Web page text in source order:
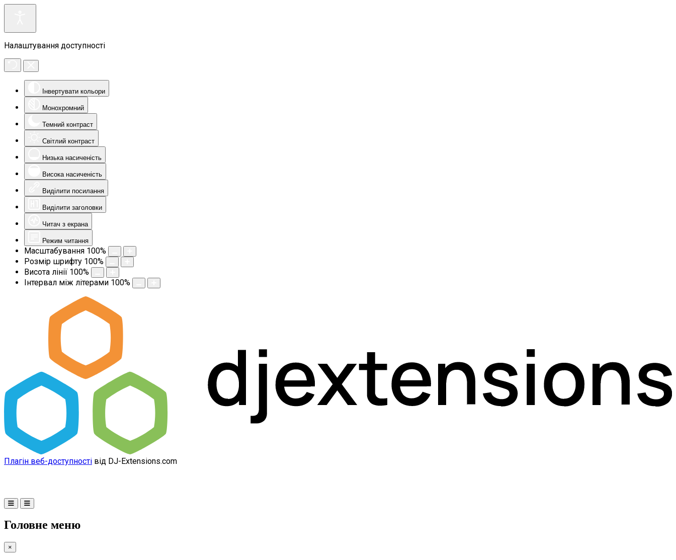
Налаштування доступності
Інвертувати кольори
Монохромний
Темний контраст
Світлий контраст
Низька насиченість
Висока насиченість
Виділити посилання
Виділити заголовки
Читач з екрана
Режим читання
Масштабування 100%
Розмір шрифту 100%
Висота лінії 100%
Інтервал між літерами 100%
Плагін веб-доступності від DJ-Extensions.com
Головне меню
×